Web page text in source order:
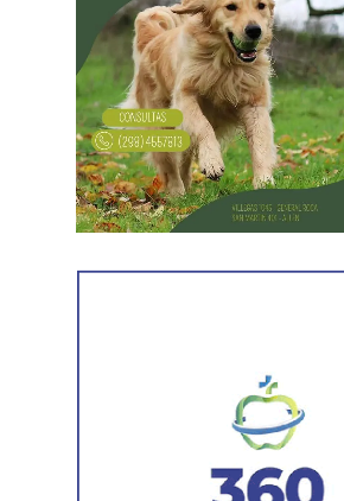
Desde Vialidad Nacional informaron
próximas semanas, el operativo de
reforzado con dos nuevas
camiones bacheadores, lo que
el ritmo de ejecución y optimizar
mantenimiento en distintos puntos
Por otra parte, el organismo avanza
sectores más deteriorados y mejorar